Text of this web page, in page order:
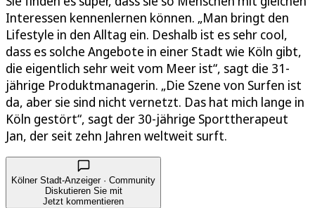
Interessen kennenlernen können. „Man bringt den
Lifestyle in den Alltag ein. Deshalb ist es sehr cool,
dass es solche Angebote in einer Stadt wie Köln gibt,
die eigentlich sehr weit vom Meer ist“, sagt die 31-
jährige Produktmanagerin. „Die Szene von Surfen ist
da, aber sie sind nicht vernetzt. Das hat mich lange in
Köln gestört“, sagt der 30-jährige Sporttherapeut
Jan, der seit zehn Jahren weltweit surft.
Kölner Stadt-Anzeiger · Community
Diskutieren Sie mit
Jetzt kommentieren